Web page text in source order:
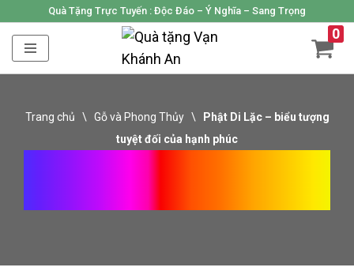
Skip
to
Quà Tặng Trực Tuyến : Độc Đáo – Ý Nghĩa – Sang Trọng
0
Trang chủ \ Gỗ và Phong Thủy\
Phật Di Lặc – biểu tượng
tuyệt đối của hạnh phúc